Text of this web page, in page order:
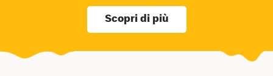
Scopri di più